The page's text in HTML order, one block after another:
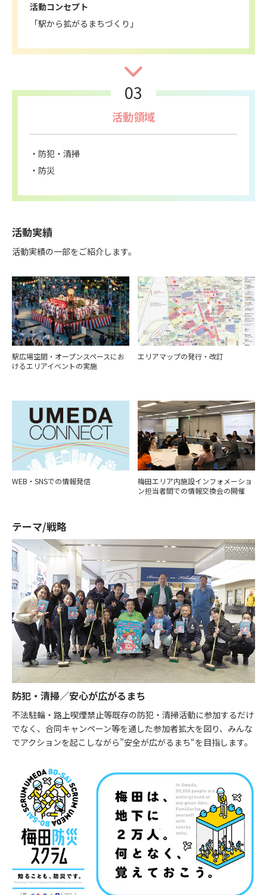
活動コンセプト
「駅から拡がるまちづくり」
03
活動領域
防犯・清掃
防災
活動実績
活動実績の一部をご紹介します。
駅広場空間・オープンスペースにお
けるエリアイベントの実施
エリアマップの発行・改訂
WEB・SNSでの情報発信
梅田エリア内施設インフォメーショ
ン担当者間での情報交換会の開催
テーマ/戦略
防犯・清掃／安心が広がるまち
不法駐輪・路上喫煙禁止等既存の防犯・清掃活動に参加するだけ
でなく、合同キャンペーン等を通した参加者拡大を図り、みんな
でアクションを起こしながら”安全が広がるまち“を目指します。